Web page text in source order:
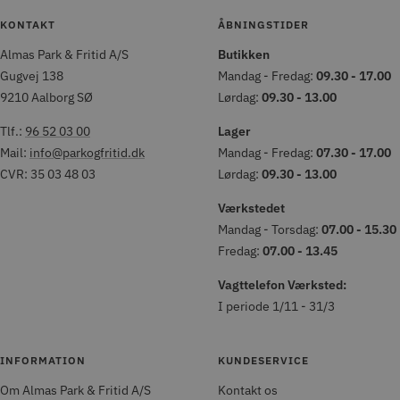
KONTAKT
Almas Park & Fritid A/S
Gugvej 138
9210 Aalborg SØ
Tlf.: 96 52 03 00
Mail: info@parkogfritid.dk
CVR: 35 03 48 03
ÅBNINGSTIDER
Butikken
Mandag - Fredag: 09.30 - 17.00
Lørdag: 09.30 - 13.00
Lager
Mandag - Fredag: 07.30 - 17.00
Lørdag: 09.30 - 13.00
Værkstedet
Mandag - Torsdag: 07.00 - 15.30
Fredag: 07.00 - 13.45
Vagttelefon Værksted:
I periode 1/11 - 31/3
INFORMATION
Om Almas Park & Fritid A/S
KUNDESERVICE
Kontakt os